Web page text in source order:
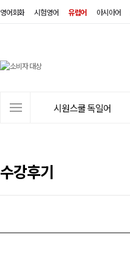
영어회화 시험영어 유럽어 아시아어
뉴
시원스쿨 독일어
수강후기